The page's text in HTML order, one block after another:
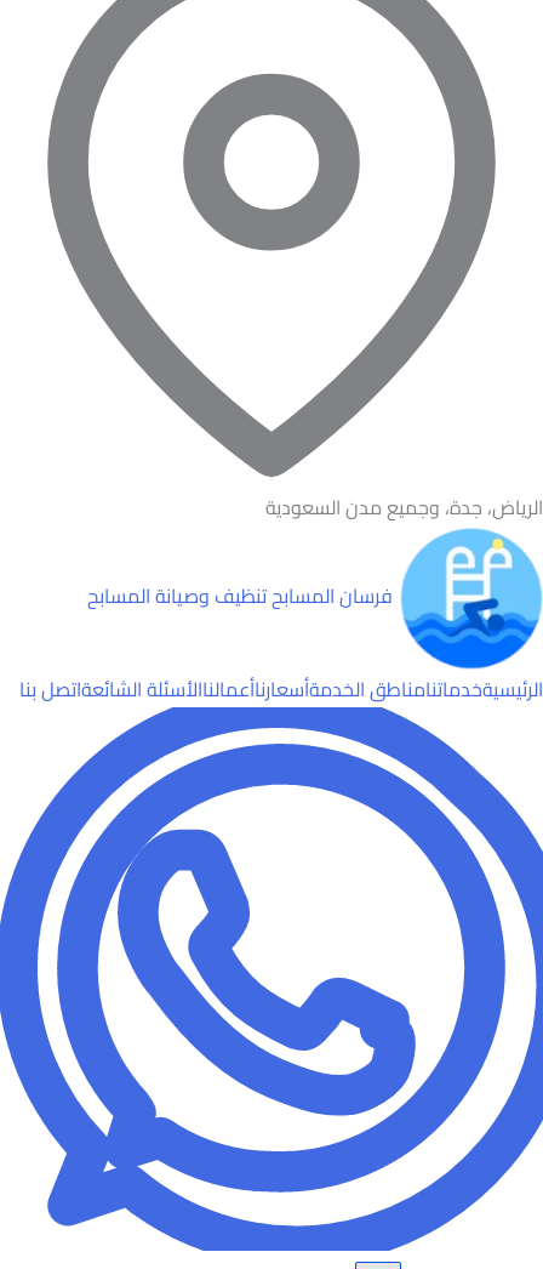
الرياض، جدة، وجميع مدن السعودية
فرسان المسابحتنظيف وصيانة المسابح
الرئيسيةخدماتنامناطق الخدمةأسعارناأعمالناالأسئلة الشائعةاتصل بنا